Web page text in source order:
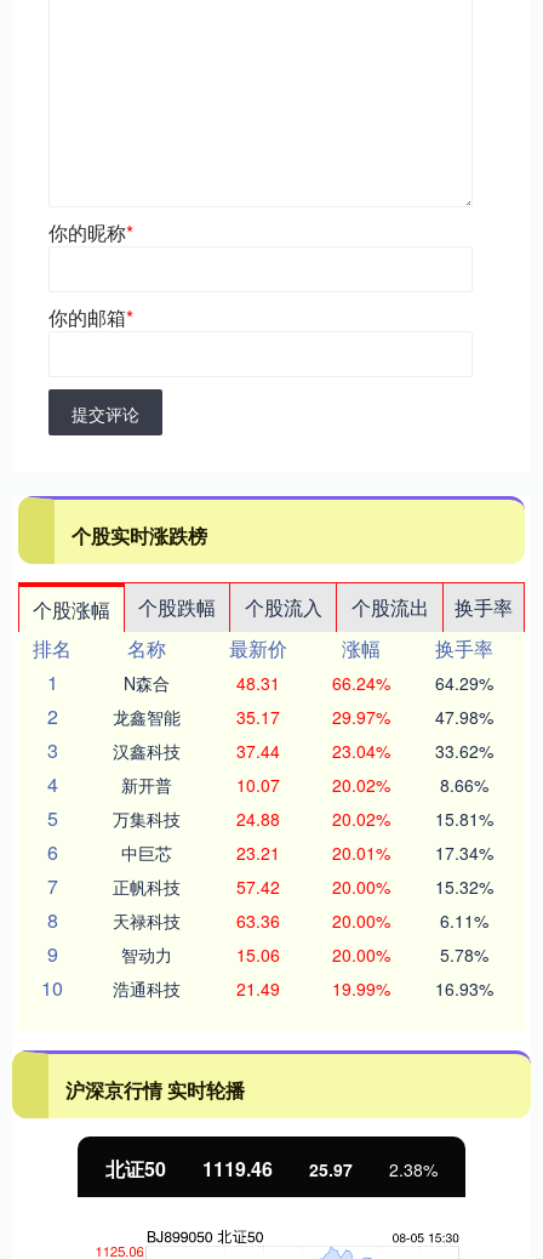
你的昵称*
你的邮箱*
提交评论
个股实时涨跌榜
个股涨幅 个股跌幅 个股流入 个股流出
换手率
排名
名称 最新价 涨幅
换手率
1
N森合 48.31 66.24% 64.29%
2 龙鑫智能 35.17 29.97% 47.98%
3 汉鑫科技 37.44 23.04% 33.62%
4 新开普 10.07 20.02% 8.66%
5 万集科技 24.88 20.02% 15.81%
6 中巨芯 23.21 20.01% 17.34%
7 正帆科技 57.42 20.00% 15.32%
8 天禄科技 63.36 20.00% 6.11%
9 智动力 15.06 20.00% 5.78%
10 浩通科技 21.49 19.99% 16.93%
沪深京行情 实时轮播
北证50 1119.46 25.97 2.38%